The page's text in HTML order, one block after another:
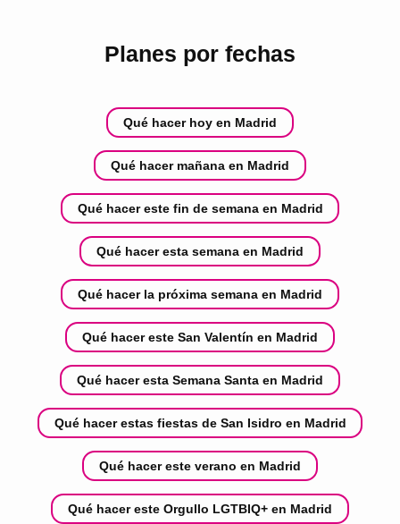
Planes por fechas
Qué hacer hoy en Madrid
Qué hacer mañana en Madrid
Qué hacer este fin de semana en Madrid
Qué hacer esta semana en Madrid
Qué hacer la próxima semana en Madrid
Qué hacer este San Valentín en Madrid
Qué hacer esta Semana Santa en Madrid
Qué hacer estas fiestas de San Isidro en Madrid
Qué hacer este verano en Madrid
Qué hacer este Orgullo LGTBIQ+ en Madrid